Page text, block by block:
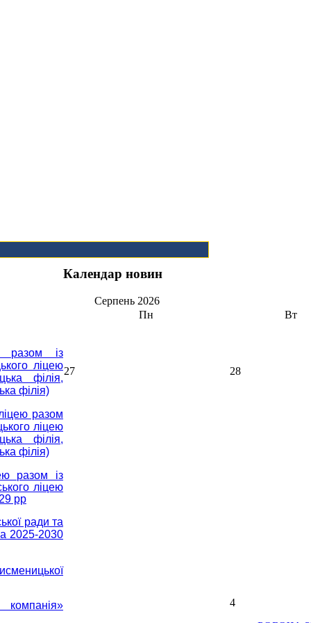
разом із
ліцею
філія,
філія)
разом
ліцею
філія,
філія)
разом із
ліцею
рр
ради та
2025-2030
компанія»
Календар новин
Серпень 2026
Пн
Вт
27 28
4